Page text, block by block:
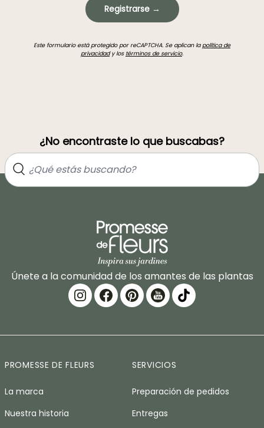
Registrarse →
Este formulario está protegido por reCAPTCHA. Se aplican lapolítica de
privacidady los términos de servicio.
¿No encontraste lo que buscabas?
Únete a la comunidad de los amantes de las plantas
PROMESSE DE FLEURS
La marca
Nuestra historia
SERVICIOS
Preparación de pedidos
Entregas